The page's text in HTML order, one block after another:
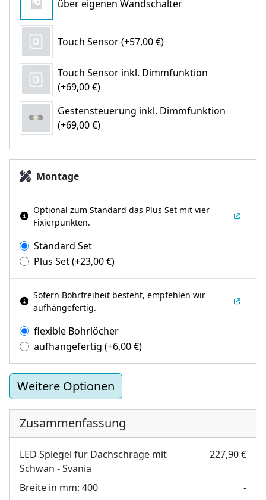
über eigenen Wandschalter
Touch Sensor (+57,00 €)
Touch Sensor inkl. Dimmfunktion
(+69,00 €)
Gestensteuerung inkl. Dimmfunktion
(+69,00 €)
Montage
Optional zum Standard das Plus Set mit vier
Fixierpunkten.
Standard Set
Plus Set(+23,00€)
Sofern Bohrfreiheit besteht, empfehlen wir
aufhängefertig.
flexible Bohrlöcher
aufhängefertig (+6,00€)
Weitere Optionen
Zusammenfassung
LED Spiegel für Dachschräge mit
Schwan - Svania
227,90 €
Breite in mm: 400
-